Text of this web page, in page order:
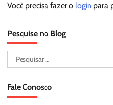
Você precisa fazer o login para
Pesquise no Blog
Pesquisar
por:
Fale Conosco